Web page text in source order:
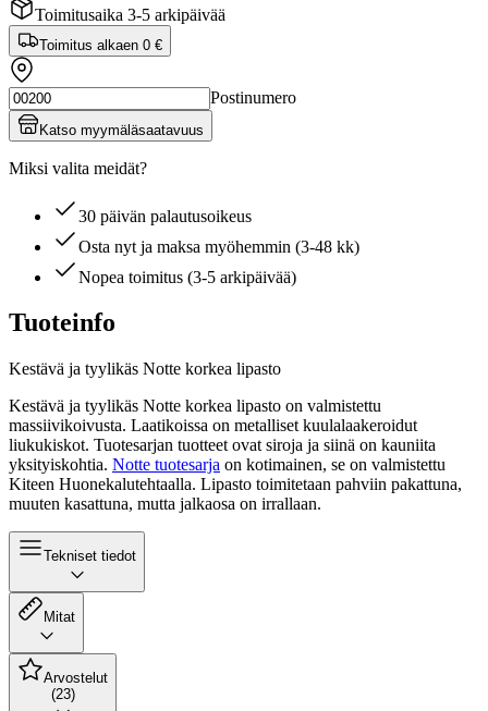
Toimitusaika 3-5 arkipäivää
Toimitus alkaen 0 €
Postinumero
Katso myymäläsaatavuus
Miksi valita meidät?
30 päivän palautusoikeus
Osta nyt ja maksa myöhemmin (3-48 kk)
Nopea toimitus (3-5 arkipäivää)
Tuoteinfo
Kestävä ja tyylikäs Notte korkea lipasto
Kestävä ja tyylikäs Notte korkea lipasto on valmistettu
massiivikoivusta. Laatikoissa on metalliset kuulalaakeroidut
liukukiskot. Tuotesarjan tuotteet ovat siroja ja siinä on kauniita
yksityiskohtia. Notte tuotesarja on kotimainen, se on valmistettu
Kiteen Huonekalutehtaalla. Lipasto toimitetaan pahviin pakattuna,
muuten kasattuna, mutta jalkaosa on irrallaan.
Tekniset tiedot
Mitat
Arvostelut
(23)